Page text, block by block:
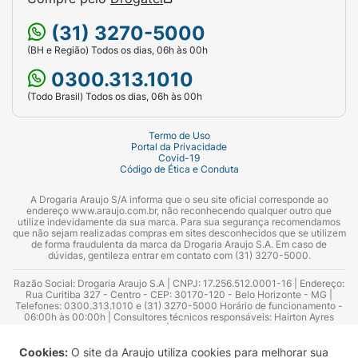
Cookies: O site da Araujo utiliza cookies para melhorar sua
efeitos colaterais que precisam ser
monitorados por um médico. Por isso, nunca
compartilhe esse medicamento com outras
pessoas e não o utilize sem a indicação de
um profissional de saúde.
Geralmente, osefeitos adversos
relacionados à dose utilizada, podendo ser
com a suspensão do tratamento. No entanto,
em alguns casos, certos efeitos podem
persistir mesmo após a interrupção do uso.
Reações comuns
Comumente (10% ou mais dos pacientes), o
uso de Isotretinoína causou:
Anemia;
(31) 3270-5000
(BH e Região) Todos os dias, 06h às 00h
0300.313.1010
(Todo Brasil) Todos os dias, 06h às 00h
Termo de Uso
Portal da Privacidade
Covid-19
Código de Ética e Conduta
A Drogaria Araujo S/A informa que o seu site oficial corresponde ao
endereço www.araujo.com.br, não reconhecendo qualquer outro que
utilize indevidamente da sua marca. Para sua segurança recomendamos
que não sejam realizadas compras em sites desconhecidos que se utilizem
de forma fraudulenta da marca da Drogaria Araujo S.A. Em caso de
dúvidas, gentileza entrar em contato com (31) 3270-5000.
Razão Social: Drogaria Araujo S.A | CNPJ: 17.256.512.0001-16 | Endereço:
Rua Curitiba 327 - Centro - CEP: 30170-120 - Belo Horizonte - MG |
Telefones: 0300.313.1010 e (31) 3270-5000 Horário de funcionamento -
06:00h às 00:00h | Consultores técnicos responsáveis: Hairton Ayres
Azevedo Guimarães – CRF 10.965 | Yasmin Silva Alvarenga – CRF 52.584 -
Sanitário: 2025020713 | Autorização de Funcionamento da Empresa (AFE):